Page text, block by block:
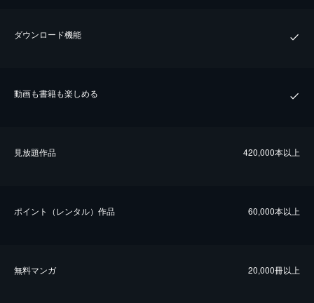
ダウンロード機能
動画も書籍も楽しめる
⾒放題作品 420,000本以上
ポイント（レンタル）作品 60,000本以上
無料マンガ 20,000冊以上